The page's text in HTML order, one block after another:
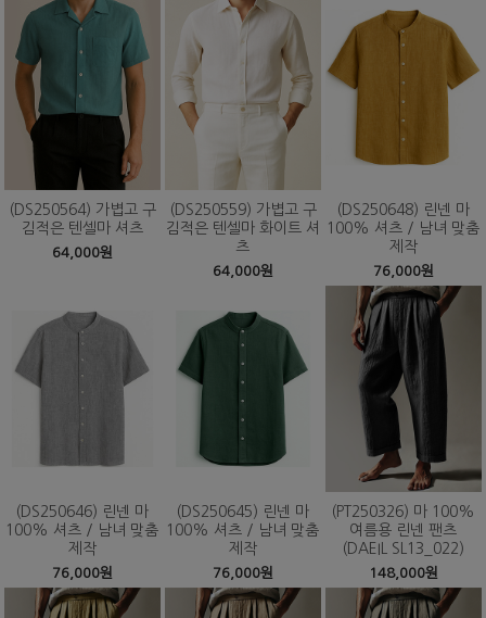
(DS250564) 가볍고 구
김적은 텐셀마 셔츠
64,000원
(DS250559) 가볍고 구
김적은 텐셀마 화이트 셔
츠
64,000원
(DS250648) 린넨 마
100% 셔츠 / 남녀 맞춤
제작
76,000원
(DS250646) 린넨 마
100% 셔츠 / 남녀 맞춤
제작
76,000원
(DS250645) 린넨 마
100% 셔츠 / 남녀 맞춤
제작
76,000원
(PT250326) 마 100%
여름용 린넨 팬츠
(DAEIL SL13_022)
148,000원